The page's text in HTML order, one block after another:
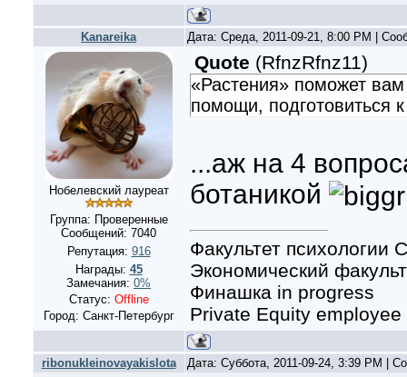
Kanareika Дата: Среда, 2011-09-21, 8:00 PM |
Нобелевский лауреат
Группа: Проверенные
Сообщений: 7040
Репутация: 916
Награды: 45
Замечания: 0%
Статус: Offline
Город: Санкт-Петербург
Quote (RfnzRfnz11)
«Растения» поможет
помощи, подготовиться
...аж на 4
ботаникой
Факультет психологии
Экономический
Финашка in progress
Private Equity employee
ribonukleinovayakislota Дата: Суббота, 2011-09-24, 3:39 PM |